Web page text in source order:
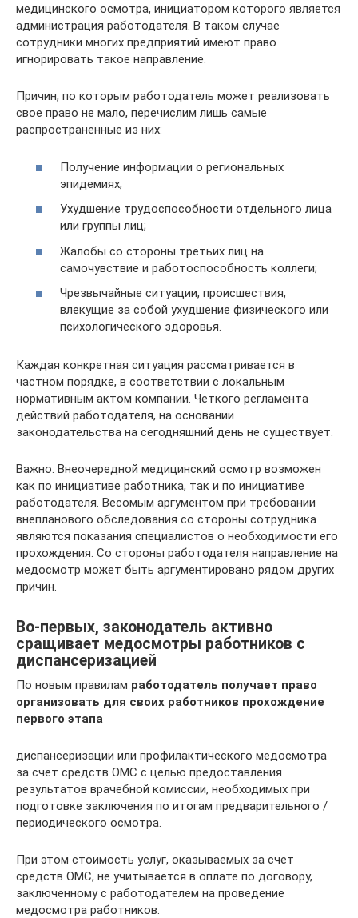
медицинского осмотра, инициатором которого является
администрация работодателя. В таком случае
сотрудники многих предприятий имеют право
игнорировать такое направление.
Причин, по которым работодатель может реализовать
свое право не мало, перечислим лишь самые
распространенные из них:
Получение информации о региональных
эпидемиях;
Ухудшение трудоспособности отдельного лица
или группы лиц;
Жалобы со стороны третьих лиц на
самочувствие и работоспособность коллеги;
Чрезвычайные ситуации, происшествия,
влекущие за собой ухудшение физического или
психологического здоровья.
Каждая конкретная ситуация рассматривается в
частном порядке, в соответствии с локальным
нормативным актом компании. Четкого регламента
действий работодателя, на основании
законодательства на сегодняшний день не существует.
Важно. Внеочередной медицинский осмотр возможен
как по инициативе работника, так и по инициативе
работодателя. Весомым аргументом при требовании
внепланового обследования со стороны сотрудника
являются показания специалистов о необходимости его
прохождения. Со стороны работодателя направление на
медосмотр может быть аргументировано рядом других
причин.
Во-первых, законодатель активно
сращивает медосмотры работников с
диспансеризацией
По новым правилам работодатель получает право
организовать для своих работников прохождение
первого этапа
диспансеризации или профилактического медосмотра
за счет средств ОМС с целью предоставления
результатов врачебной комиссии, необходимых при
подготовке заключения по итогам предварительного /
периодического осмотра.
При этом стоимость услуг, оказываемых за счет
средств ОМС, не учитывается в оплате по договору,
заключенному с работодателем на проведение
медосмотра работников.